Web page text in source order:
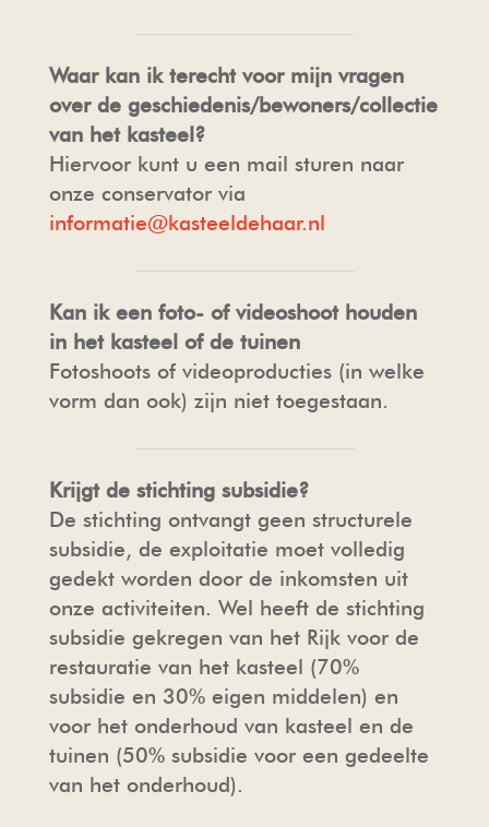
Waar kan ik terecht voor mijn vragen
over de geschiedenis/bewoners/collectie
van het kasteel?
Hiervoor kunt u een mail sturen naar
onze conservator via
informatie@kasteeldehaar.nl
Kan ik een foto- of videoshoot houden
in het kasteel of de tuinen
Fotoshoots of videoproducties (in welke
vorm dan ook) zijn niet toegestaan.
Krijgt de stichting subsidie?
De stichting ontvangt geen structurele
subsidie, de exploitatie moet volledig
gedekt worden door de inkomsten uit
onze activiteiten. Wel heeft de stichting
subsidie gekregen van het Rijk voor de
restauratie van het kasteel (70%
subsidie en 30% eigen middelen) en
voor het onderhoud van kasteel en de
tuinen (50% subsidie voor een gedeelte
van het onderhoud).